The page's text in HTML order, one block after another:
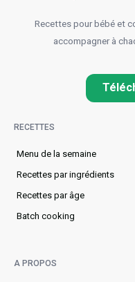
Recettes pour bébé et
accompagner à
RECETTES
Menu de la semaine​
Recettes par ingrédients
Recettes par âge
Batch cooking
A PROPOS